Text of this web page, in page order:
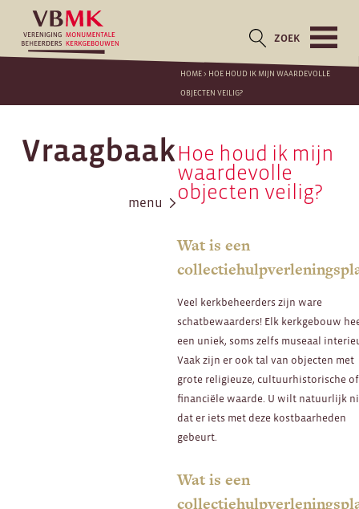
ZOEK
HOME> HOE HOUD IK MIJN WAARDEVOLLE
OBJECTEN VEILIG?
Vraagbaak
menu
Hoe houd ik mijn
waardevolle
objecten veilig?
Wat is een
Veel kerkbeheerders zijn ware
schatbewaarders! Elk kerkgebouw
een uniek, soms zelfs museaal
Vaak zijn er ook tal van objecten met
grote religieuze, cultuurhistorische of
financiële waarde. U wilt natuurlijk
dat er iets met deze kostbaarheden
gebeurt.
Wat is een